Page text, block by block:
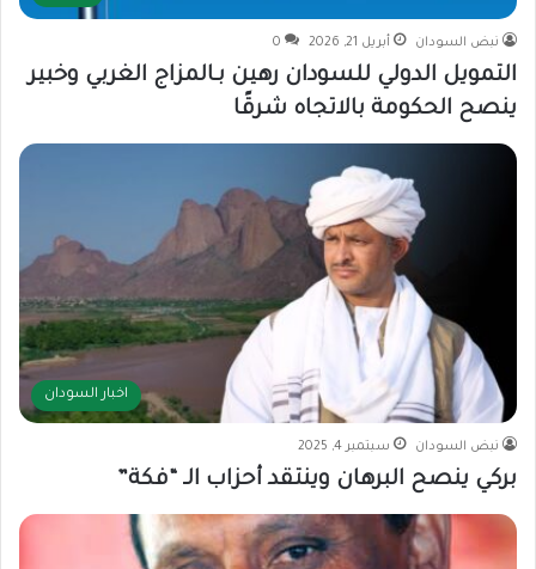
نبض السودان أبريل 21, 2026 0
التمويل الدولي للسودان رهين بـالمزاج الغربي وخبير
ينصح الحكومة بالاتجاه شرقًا
اخبار السودان
نبض السودان سبتمبر 4, 2025
بركي ينصح البرهان وينتقد أحزاب الـ “فكة”